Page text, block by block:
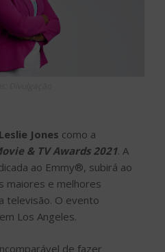
Leslie Jones como a
& TV Awards 2021. A
ao Emmy®, subirá ao
maiores e melhores
televisão. O evento
Los Angeles.
de fazer